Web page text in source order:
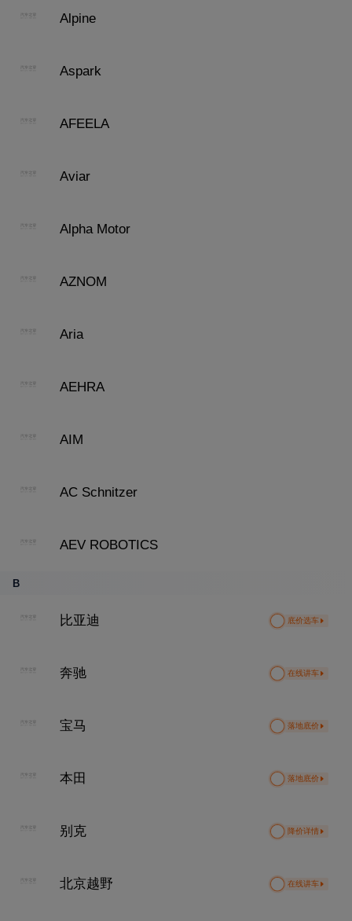
Alpine
Aspark
AFEELA
Aviar
Alpha Motor
AZNOM
Aria
AEHRA
AIM
AC Schnitzer
AEV ROBOTICS
B
比亚迪 底价选车
奔驰 在线讲车
宝马 落地底价
本田 落地底价
别克 降价详情
北京越野 在线讲车